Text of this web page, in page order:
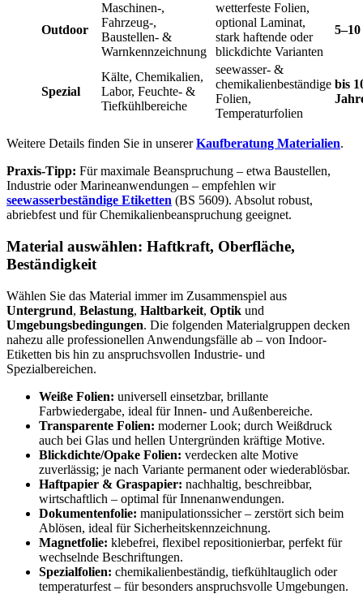
Outdoor
Maschinen-,
Fahrzeug-,
Baustellen- &
Warnkennzeichnung
wetterfeste Folien,
optional Laminat,
stark haftende oder
blickdichte Varianten
Spezial
Kälte, Chemikalien,
Labor, Feuchte- &
Tiefkühlbereiche
seewasser- &
chemikalienbeständige
Folien,
Temperaturfolien
bis
Weitere Details finden Sie in unsererKaufberatung Materialien.
Praxis-Tipp: Für maximale Beanspruchung – etwa Baustellen,
Industrie oder Marineanwendungen – empfehlen wir
seewasserbeständige Etiketten (BS 5609). Absolut robust,
abriebfest und für Chemikalienbeanspruchung geeignet.
Material auswählen: Haftkraft, Oberfläche,
Beständigkeit
Wählen Sie das Material immer im Zusammenspiel aus
Untergrund, Belastung, Haltbarkeit, Optik und
Umgebungsbedingungen. Die folgenden Materialgruppen decken
nahezu alle professionellen Anwendungsfälle ab – von Indoor-
Etiketten bis hin zu anspruchsvollen Industrie- und
Spezialbereichen.
Weiße Folien: universell einsetzbar, brillante
Farbwiedergabe, ideal für Innen- und Außenbereiche.
Transparente Folien: moderner Look; durch Weißdruck
auch bei Glas und hellen Untergründen kräftige Motive.
Blickdichte/Opake Folien: verdecken alte Motive
zuverlässig; je nach Variante permanent oder wiederablösbar.
Haftpapier & Graspapier: nachhaltig, beschreibbar,
wirtschaftlich – optimal für Innenanwendungen.
Dokumentenfolie: manipulationssicher – zerstört sich beim
Ablösen, ideal für Sicherheitskennzeichnung.
Magnetfolie: klebefrei, flexibel repositionierbar, perfekt für
wechselnde Beschriftungen.
Spezialfolien: chemikalienbeständig, tiefkühltauglich oder
temperaturfest – für besonders anspruchsvolle Umgebungen.